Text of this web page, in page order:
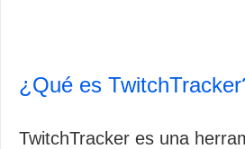
¿Qué es
TwitchTracker es una